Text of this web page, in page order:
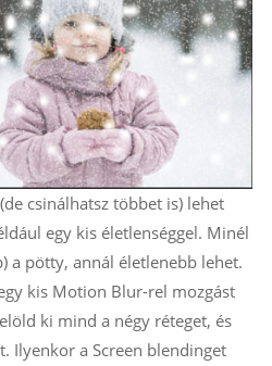
csinálhatsz többet is) lehet
egy kis életlenséggel. Minél
a pötty, annál életlenebb lehet.
kis Motion Blur-rel mozgást
ki mind a négy réteget, és
Ilyenkor a Screen blendinget